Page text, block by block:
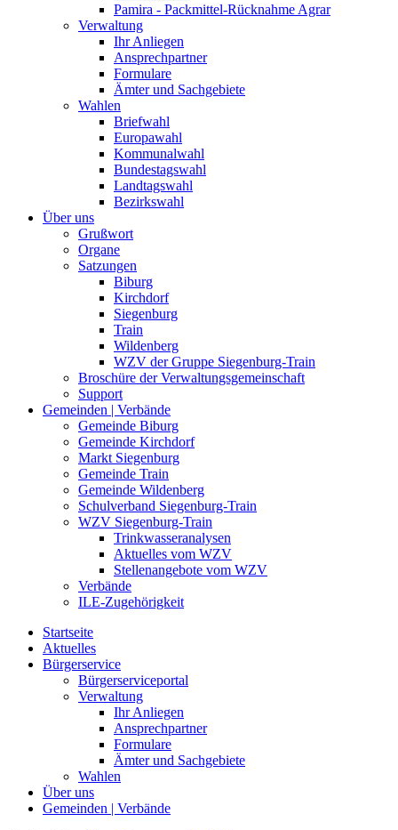
Pamira - Packmittel-Rücknahme Agrar
Verwaltung
Ihr Anliegen
Ansprechpartner
Formulare
Ämter und Sachgebiete
Wahlen
Briefwahl
Europawahl
Kommunalwahl
Bundestagswahl
Landtagswahl
Bezirkswahl
Über uns
Grußwort
Organe
Satzungen
Biburg
Kirchdorf
Siegenburg
Train
Wildenberg
WZV der Gruppe Siegenburg-Train
Broschüre der Verwaltungsgemeinschaft
Support
Gemeinden | Verbände
Gemeinde Biburg
Gemeinde Kirchdorf
Markt Siegenburg
Gemeinde Train
Gemeinde Wildenberg
Schulverband Siegenburg-Train
WZV Siegenburg-Train
Trinkwasseranalysen
Aktuelles vom WZV
Stellenangebote vom WZV
Verbände
ILE-Zugehörigkeit
Startseite
Aktuelles
Bürgerservice
Bürgerserviceportal
Verwaltung
Ihr Anliegen
Ansprechpartner
Formulare
Ämter und Sachgebiete
Wahlen
Über uns
Gemeinden | Verbände